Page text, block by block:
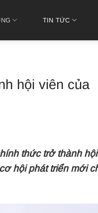
TIN TỨC
hội viên của
thức trở thành hội
hội phát triển mới